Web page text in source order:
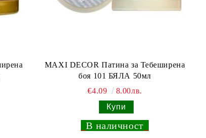
MAXI DECOR Патина за Тебеширена
боя 101 БЯЛА 50мл
€4.09
8.00лв.
_В наличност